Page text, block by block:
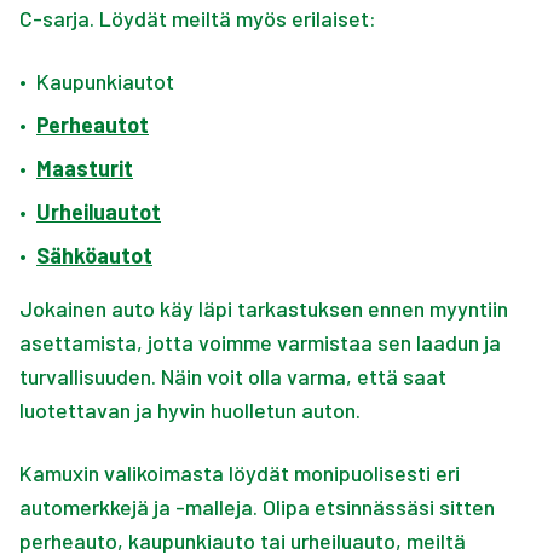
C-sarja. Löydät meiltä myös erilaiset:
• Kaupunkiautot
• Perheautot
• Maasturit
• Urheiluautot
• Sähköautot
Jokainen auto käy läpi tarkastuksen ennen myyntiin
asettamista, jotta voimme varmistaa sen laadun ja
turvallisuuden. Näin voit olla varma, että saat
luotettavan ja hyvin huolletun auton.
Kamuxin valikoimasta löydät monipuolisesti eri
automerkkejä ja -malleja. Olipa etsinnässäsi sitten
perheauto, kaupunkiauto tai urheiluauto, meiltä